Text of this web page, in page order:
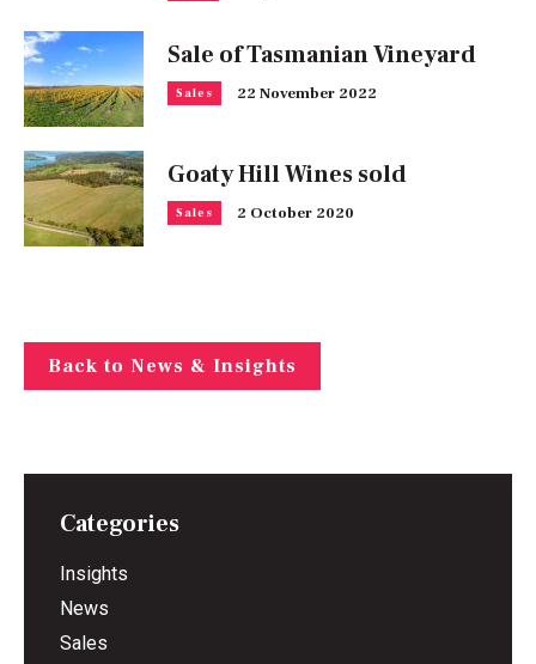
Sale of Tasmanian Vineyard
Sales 22 November 2022
Goaty Hill Wines sold
Sales 2 October 2020
Back to News & Insights
Categories
Insights
News
Sales